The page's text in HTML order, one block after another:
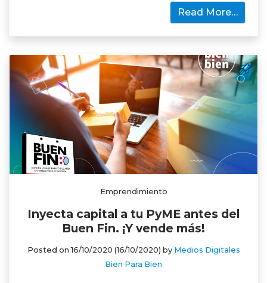
Read More…
Emprendimiento
Inyecta capital a tu PyME antes del
Buen Fin. ¡Y vende más!
Posted on16/10/2020 (16/10/2020) byMedios Digitales
Bien Para Bien